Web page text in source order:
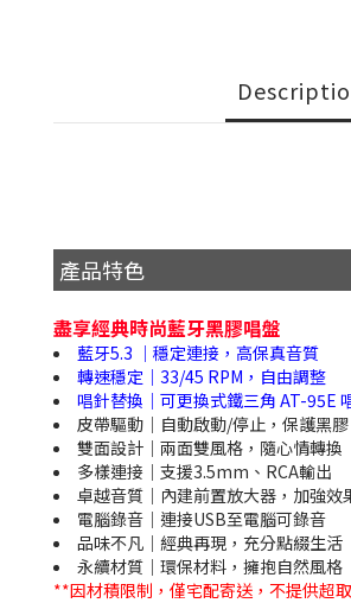
產品特色
盡享經典時尚藍牙黑膠唱盤
藍牙5.3 ｜穩定連接，高保真音質
轉速穩定｜33/45 RPM，自由調整
唱針替換｜可更換式鐵三角 AT-95E
皮帶驅動｜自動啟動/停止，保護黑膠
雙面設計｜兩面雙風格，隨心情轉換
多樣連接｜支援3.5mm、RCA輸出
卓越音質｜內建前置放大器，加強效
電腦錄音｜連接USB至電腦可錄音
品味不凡｜經典再現，充分點綴生活
永續材質｜環保材料，擁抱自然風格
**因材積限制，僅宅配寄送，不提供超取